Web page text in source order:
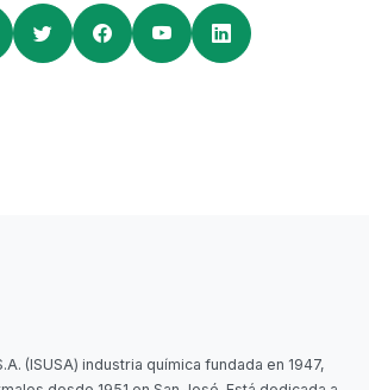
(ISUSA) industria química fundada en 1947,